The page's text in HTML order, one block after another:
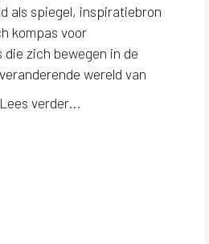
als spiegel, inspiratiebron
kompas voor
die zich bewegen in de
wereld van
Lees verder...